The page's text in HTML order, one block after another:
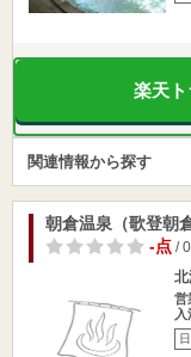
楽天
関連情報から探す
朝倉温泉（歌登朝
-点/
北
営